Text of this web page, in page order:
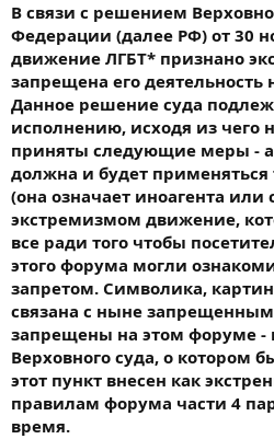
В связи с решением
Федерации (далее РФ) от 30
движение ЛГБТ* признано
запрещена его
Данное решение суда
исполнению, исходя из чего
приняты следующие меры -
должна и будет применяться
(она означает иноагента или
экстремизмом движение,
все ради того чтобы
этого форума могли
запретом. Символика,
связана с ныне
запрещены на этом форуме -
Верховного суда, о котором
этот пункт внесен как
правилам форума части 4
время.